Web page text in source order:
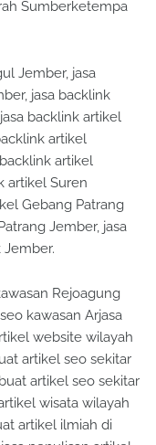
Sumberketempa
Jember, jasa
jasa backlink
backlink artikel
artikel
artikel
artikel Suren
Gebang Patrang
Jember, jasa
Rejoagung
kawasan Arjasa
website wilayah
artikel seo sekitar
artikel seo sekitar
wisata wilayah
artikel ilmiah di